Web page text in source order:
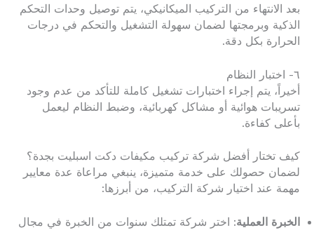
بعد الانتهاء من التركيب الميكانيكي، يتم توصيل وحدات التحكم
الذكية وبرمجتها لضمان سهولة التشغيل والتحكم في درجات
الحرارة بكل دقة.
٦- اختبار النظام
أخيراً، يتم إجراء اختبارات تشغيل كاملة للتأكد من عدم وجود
تسريبات هوائية أو مشاكل كهربائية، وضبط النظام ليعمل
بأعلى كفاءة.
كيف تختار أفضل شركة تركيب مكيفات دكت اسبليت بجدة؟
لضمان حصولك على خدمة متميزة، ينبغي مراعاة عدة معايير
مهمة عند اختيار شركة التركيب، من أبرزها:
الخبرة العملية: اختر شركة تمتلك سنوات من الخبرة في مجال